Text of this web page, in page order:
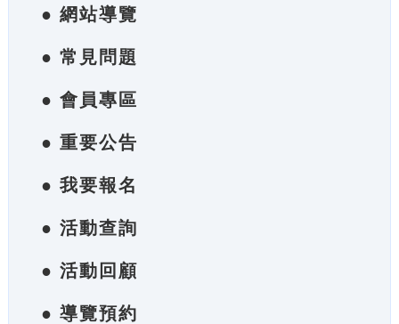
● 網站導覽
● 常見問題
● 會員專區
● 重要公告
● 我要報名
● 活動查詢
● 活動回顧
● 導覽預約